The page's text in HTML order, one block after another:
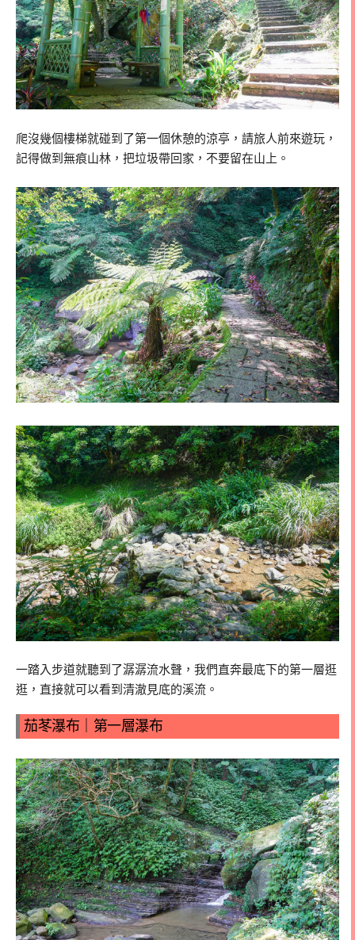
爬沒幾個樓梯就碰到了第一個休憩的涼亭，請旅人前來遊玩，
記得做到無痕山林，把垃圾帶回家，不要留在山上。
一踏入步道就聽到了潺潺流水聲，我們直奔最底下的第一層逛
逛，直接就可以看到清澈見底的溪流。
茄苳瀑布｜第一層瀑布